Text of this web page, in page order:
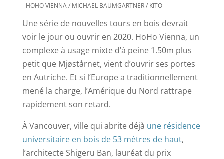
HOHO VIENNA / MICHAEL BAUMGARTNER / KITO
Une série de nouvelles tours en bois devrait
voir le jour ou ouvrir en 2020. HoHo Vienna, un
complexe à usage mixte d’à peine 1.50m plus
petit que Mjøstårnet, vient d’ouvrir ses portes
en Autriche. Et si l’Europe a traditionnellement
mené la charge, l’Amérique du Nord rattrape
rapidement son retard.
À Vancouver, ville qui abrite déjà une résidence
universitaire en bois de 53 mètres de haut,
l’architecte Shigeru Ban, lauréat du prix